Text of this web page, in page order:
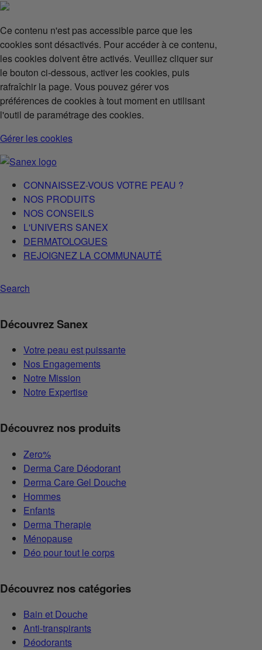
Ce contenu n'est pas accessible parce que les
cookies sont désactivés. Pour accéder à ce contenu,
les cookies doivent être activés. Veuillez cliquer sur
le bouton ci-dessous, activer les cookies, puis
rafraîchir la page. Vous pouvez gérer vos
préférences de cookies à tout moment en utilisant
l'outil de paramétrage des cookies.
Gérer les cookies
CONNAISSEZ-VOUS VOTRE PEAU ?
NOS PRODUITS
NOS CONSEILS
L'UNIVERS SANEX
DERMATOLOGUES
REJOIGNEZ LA COMMUNAUTÉ
Search
Découvrez Sanex
Votre peau est puissante
Nos Engagements
Notre Mission
Notre Expertise
Découvrez nos produits
Zero%
Derma Care Déodorant
Derma Care Gel Douche
Hommes
Enfants
Derma Therapie
Ménopause
Déo pour tout le corps
Découvrez nos catégories
Bain et Douche
Anti-transpirants
Déodorants